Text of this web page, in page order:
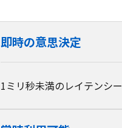
即時の意思決定
1ミリ秒未満のレイテンシー